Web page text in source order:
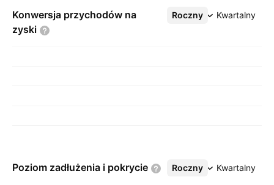
Konwersja przychodów na
zyski
Roczny Kwartalny
Więcej
Poziom zadłużenia i pokrycie Roczny Kwartalny
Więcej